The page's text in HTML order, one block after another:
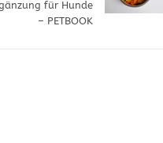
für Hunde
– PETBOOK